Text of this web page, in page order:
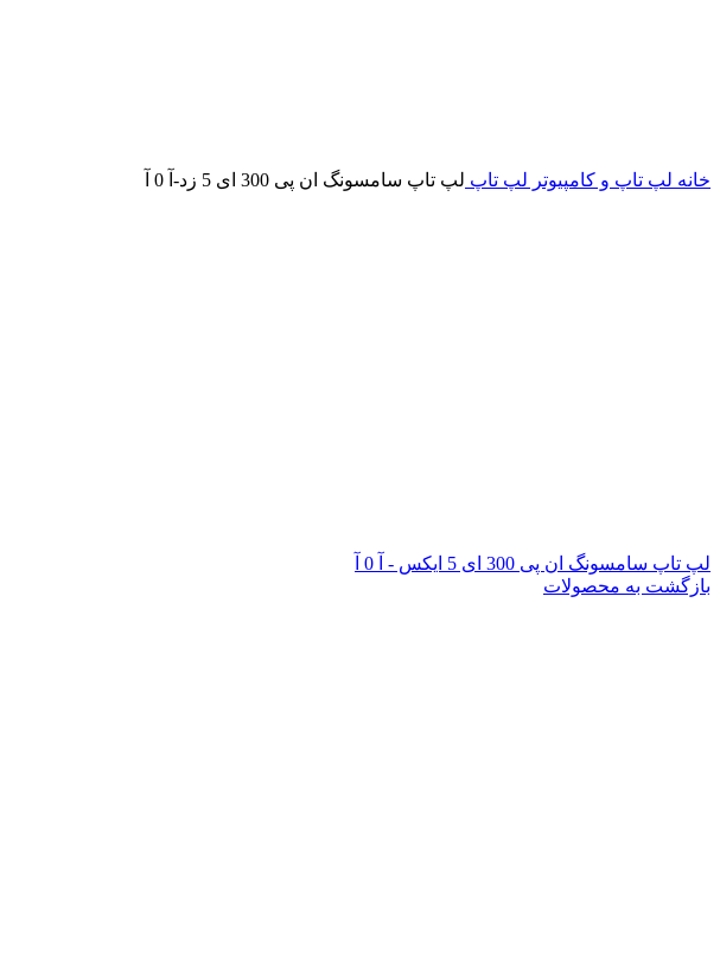
خانه لپ تاپ و کامپیوتر لپ تاپ لپ تاپ سامسونگ ان پی 300 ای 5 زد-آ 0 آ
لپ تاپ سامسونگ ان پی 300 ای 5 ایکس - آ 0 آ
بازگشت به محصولات